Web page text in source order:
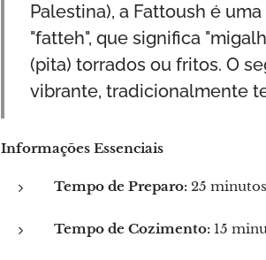
Palestina), a Fattoush é
"fatteh", que significa
(pita) torrados ou fritos. O
vibrante, tradicionalmente
Informações Essenciais
Tempo de Preparo: 25 minutos
Tempo de Cozimento: 15